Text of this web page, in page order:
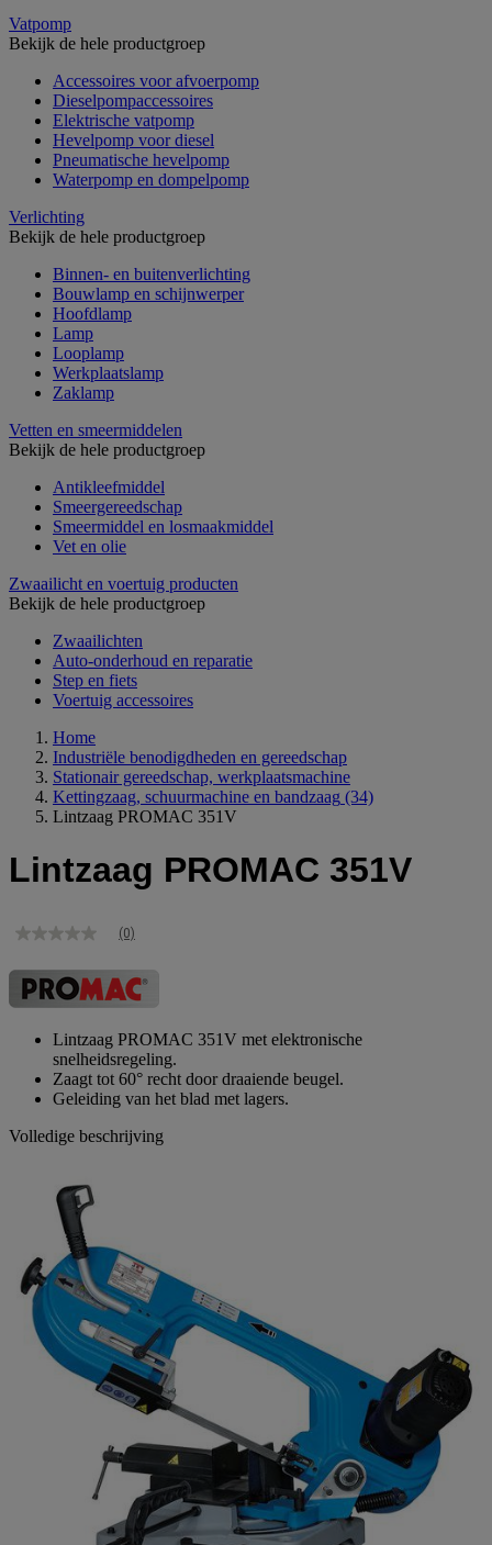
Vatpomp
Bekijk de hele productgroep
Accessoires voor afvoerpomp
Dieselpompaccessoires
Elektrische vatpomp
Hevelpomp voor diesel
Pneumatische hevelpomp
Waterpomp en dompelpomp
Verlichting
Bekijk de hele productgroep
Binnen- en buitenverlichting
Bouwlamp en schijnwerper
Hoofdlamp
Lamp
Looplamp
Werkplaatslamp
Zaklamp
Vetten en smeermiddelen
Bekijk de hele productgroep
Antikleefmiddel
Smeergereedschap
Smeermiddel en losmaakmiddel
Vet en olie
Zwaailicht en voertuig producten
Bekijk de hele productgroep
Zwaailichten
Auto-onderhoud en reparatie
Step en fiets
Voertuig accessoires
Home
Industriële benodigdheden en gereedschap
Stationair gereedschap, werkplaatsmachine
Kettingzaag, schuurmachine en bandzaag (34)
Lintzaag PROMAC 351V
Lintzaag PROMAC 351V
Geen
Dezelfde
paginalink.
(0)
Lintzaag PROMAC 351V met elektronische
snelheidsregeling.
Zaagt tot 60° recht door draaiende beugel.
Geleiding van het blad met lagers.
Volledige beschrijving